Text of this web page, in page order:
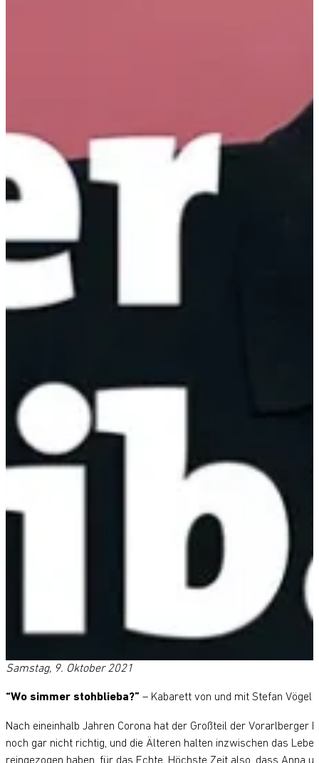
Samstag, 9. Oktober 2021
“Wo simmer stohblieba?” – Kabarett von und mit Stefan Vögel
Nach eineinhalb Jahren Corona hat der Großteil der Vorarlberger
noch gar nicht richtig, und die Älteren halten inzwischen das
reingezogen haben, für das Echte. Höchste Zeit also, dass Anna